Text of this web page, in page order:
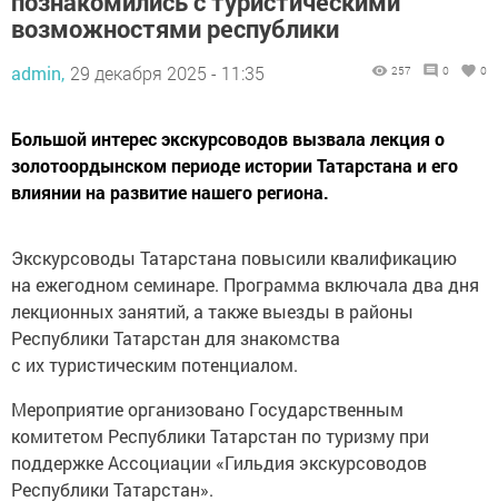
возможностями республики
admin, 29 декабря 2025 - 11:35 257 0 0
Большой интерес экскурсоводов вызвала лекция о
золотоордынском периоде истории Татарстана и его
влиянии на развитие нашего региона.
Экскурсоводы Татарстана повысили квалификацию
на ежегодном семинаре. Программа включала два дня
лекционных занятий, а также выезды в районы
Республики Татарстан для знакомства
с их туристическим потенциалом.
Мероприятие организовано Государственным
комитетом Республики Татарстан по туризму при
поддержке Ассоциации «Гильдия экскурсоводов
Республики Татарстан».